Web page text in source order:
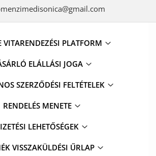
PLATFORM
ELÁLLÁSI JOGA
SZERZŐDÉSI FELTÉTELEK
RENDELÉS MENETE
LEHETŐSÉGEK
VISSZAKÜLDÉSI ŰRLAP